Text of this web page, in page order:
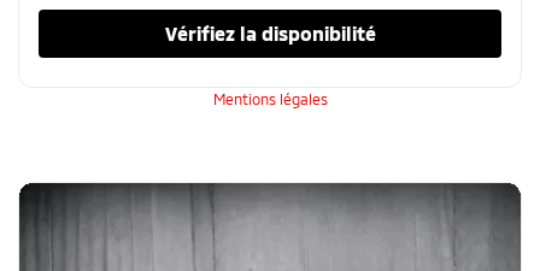
Vérifiez la disponibilité
Mentions légales